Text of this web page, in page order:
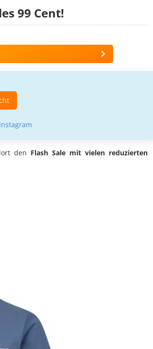
99 Cent!
Instagram
den Flash Sale mit vielen reduzierten